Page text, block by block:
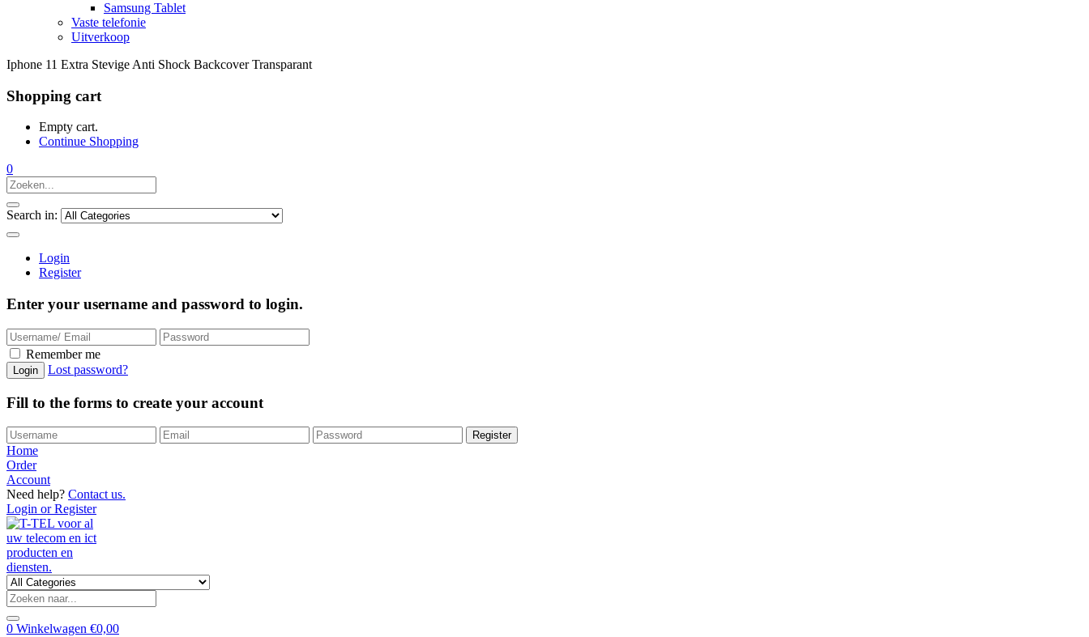
Samsung Tablet
Vaste telefonie
Uitverkoop
Iphone 11 Extra Stevige Anti Shock Backcover Transparant
Shopping cart
Empty cart.
Continue Shopping
0
Search in:
Login
Register
Enter your username and password to login.
Remember me
Lost password?
Fill to the forms to create your account
Home
Order
Account
Need help? Contact us.
Login or Register
0 Winkelwagen €0,00